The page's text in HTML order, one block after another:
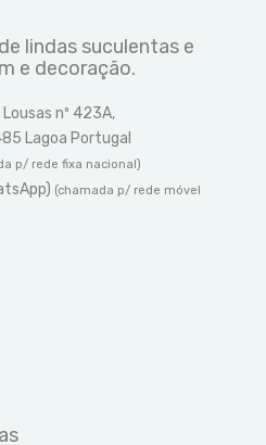
lindas suculentas e
e decoração.
nº 423A,
Lagoa Portugal
p/ rede fixa nacional)
(chamada p/ rede móvel